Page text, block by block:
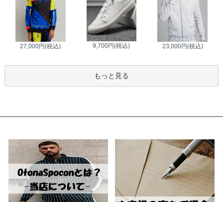
27,000円(税込) 9,700円(税込) 23,000円(税込)
もっと見る